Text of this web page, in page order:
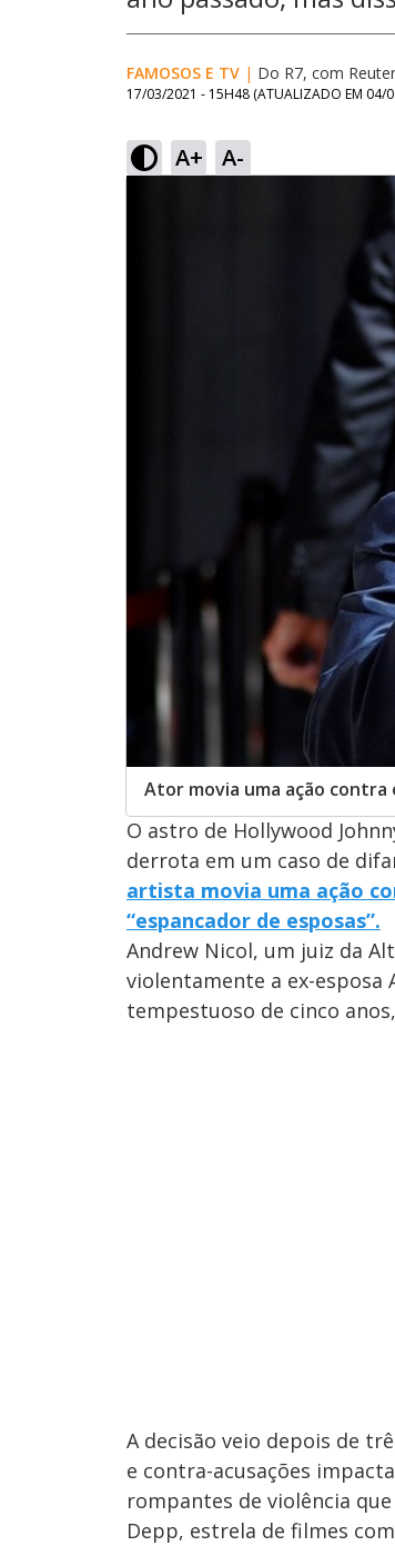
FAMOSOS E TV | Do R7, com
17/03/2021 - 15H48 (ATUALIZADO EM 04/
A+ A-
Ator movia uma ação contra
O astro de Hollywood
derrota em um caso de
artista movia uma ação
“espancador de esposas”.
Andrew Nicol, um juiz da
violentamente a ex-
tempestuoso de cinco
A decisão veio depois de
e contra-acusações
rompantes de violência
Depp, estrela de filmes